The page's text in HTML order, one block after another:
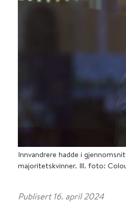
Innvandrere hadde i
majoritetskvinner. Ill. foto:
Publisert 16. april 2024